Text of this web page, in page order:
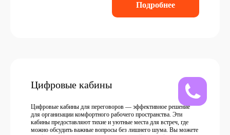
Подробнее
Цифровые кабины
Цифровые кабины для переговоров — эффективное решение
для организации комфортного рабочего пространства. Эти
кабины предоставляют тихие и уютные места для встреч, где
можно обсудить важные вопросы без лишнего шума. Вы можете